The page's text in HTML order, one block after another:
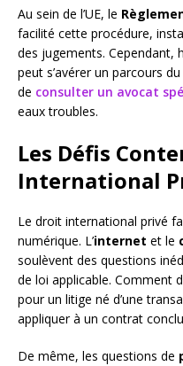
Au sein de l’UE, le
facilité cette procédure,
des jugements. Cependant,
peut s’avérer un parcours
de consulter un avocat
eaux troubles.
Les Défis
International
Le droit international privé
numérique. L’internet et le
soulèvent des questions
de loi applicable. Comment
pour un litige né d’une
appliquer à un contrat
De même, les questions de